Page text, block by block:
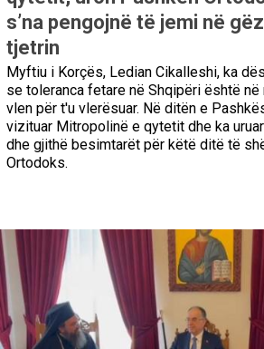
s’na pengojnë të jemi në
tjetrin
Myftiu i Korçës, Ledian Cikalleshi, ka
se toleranca fetare në Shqipëri është
vlen për t'u vlerësuar. Në ditën e
vizituar Mitropolinë e qytetit dhe ka
dhe gjithë besimtarët për këtë ditë të
Ortodoks.